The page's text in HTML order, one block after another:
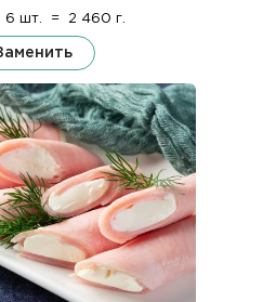
6 шт. = 2 460 г.